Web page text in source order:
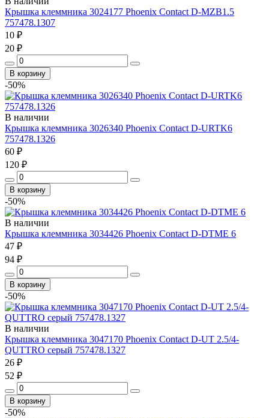
Крышка клеммника 3024177 Phoenix Contact D-MZB1.5
757478.1307
10 ₽
20 ₽
В корзину
-50%
В наличии
Крышка клеммника 3026340 Phoenix Contact D-URTK6
757478.1326
60 ₽
120 ₽
В корзину
-50%
В наличии
Крышка клеммника 3034426 Phoenix Contact D-DTME 6
47 ₽
94 ₽
В корзину
-50%
В наличии
Крышка клеммника 3047170 Phoenix Contact D-UT 2.5/4-
QUTTRO серый 757478.1327
26 ₽
52 ₽
В корзину
-50%